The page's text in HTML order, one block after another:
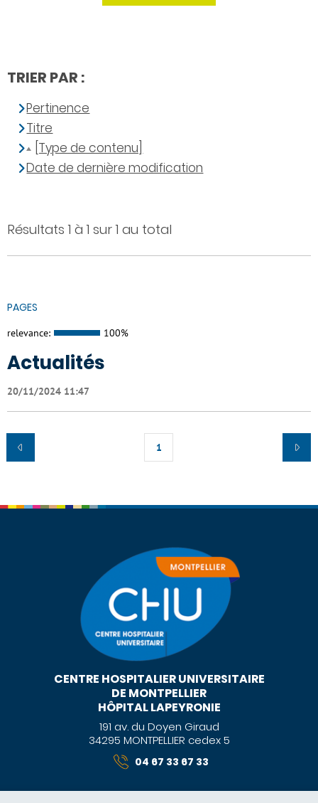
Résultats 1 à 1 sur 1 au total
PAGES
relevance: 100%
Actualités
20/11/2024 11:47
1
TRIER PAR :
Pertinence
Titre
[Type de contenu]
Date de dernière modification
CENTRE HOSPITALIER UNIVERSITAIRE
DE MONTPELLIER
HÔPITAL LAPEYRONIE
191 av. du Doyen Giraud
34295 MONTPELLIER cedex 5
04 67 33 67 33